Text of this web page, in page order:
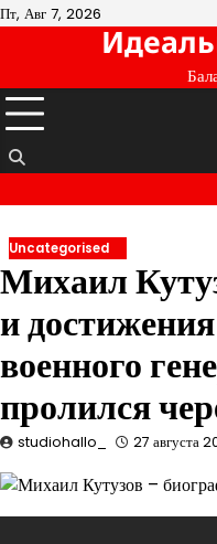
Перейти
Пт, Авг 7, 2026
Uncategorised
Михаил
и
военного
пролился
studiohallo_ 27 августа